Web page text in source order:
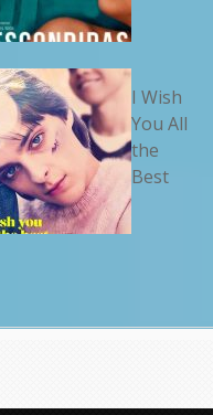
I Wish
You All
the
Best